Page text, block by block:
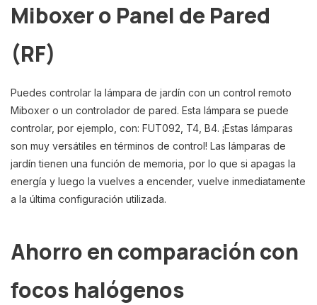
Miboxer o Panel de Pared
(RF)
Puedes controlar la lámpara de jardín con un control remoto
Miboxer o un controlador de pared. Esta lámpara se puede
controlar, por ejemplo, con: FUT092, T4, B4. ¡Estas lámparas
son muy versátiles en términos de control! Las lámparas de
jardín tienen una función de memoria, por lo que si apagas la
energía y luego la vuelves a encender, vuelve inmediatamente
a la última configuración utilizada.
Ahorro en comparación con
focos halógenos